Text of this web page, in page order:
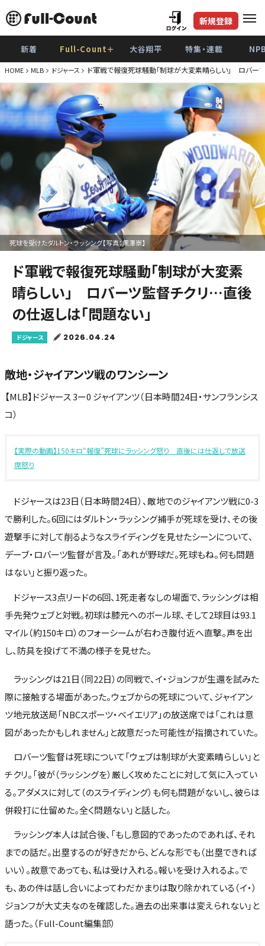
新規登録
新着 Full-Count＋ 大谷翔平 特集・連載
HOME MLB ドジャース ド軍戦で報復死球騒動「制球が大変素晴らしい」 ロバー
死球を受けたダルトン・ラッシング【写真：黒澤崇】
ド軍戦で報復死球騒動「制球が大変素
晴らしい」 ロバーツ監督チクリ…直後
の仕返しは「問題ない」
ドジャース 2026.04.24
敵地・ジャイアンツ戦のワンシーン
【MLB】ドジャース 3ー0 ジャイアンツ（日本時間24日・サンフランシス
コ）
【実際の動画】150キロ“報復”死球にラッシング怒り 直後には仕返しで放送
席怒り
ドジャースは23日（日本時間24日）、敵地でのジャイアンツ戦に0-3
で勝利した。6回にはダルトン・ラッシング捕手が死球を受け、その後
遊撃手に対して削るようなスライディングを見せたシーンについて、
デーブ・ロバーツ監督が言及。「あれが野球だ。死球もね。何も問題
はない」と振り返った。
ドジャース3点リードの6回、1死走者なしの場面で、ラッシングは相
手先発ウェブと対戦。初球は膝元へのボール球、そして2球目は93.1
マイル（約150キロ）のフォーシームが右わき腹付近へ直撃。声を出
し、防具を投げて不満の様子を見せた。
ラッシングは21日（同22日）の同戦で、イ・ジョンフが生還を試みた
際に接触する場面があった。ウェブからの死球について、ジャイアン
ツ地元放送局「NBCスポーツ・ベイエリア」の放送席では「これは意
図があったかもしれません」と故意だった可能性が指摘されていた。
ロバーツ監督は死球について「ウェブは制球が大変素晴らしい」と
チクリ。「彼が（ラッシングを）厳しく攻めたことに対して気に入ってい
る。アダメスに対して（のスライディング）も何も問題がないし、彼らは
併殺打に仕留めた。全く問題ない」と話した。
ラッシング本人は試合後、「もし意図的であったのであれば、それ
までの話だ。出塁するのが好きだから、どんな形でも（出塁できれば
いい）。故意であっても、私は受け入れる。報いを受け入れるよ。で
も、あの件は話し合いによってわだかまりは取り除かれている（イ・）
ジョンフが大丈夫なのを確認した。過去の出来事は変えられない」と
語った。（Full-Count編集部）